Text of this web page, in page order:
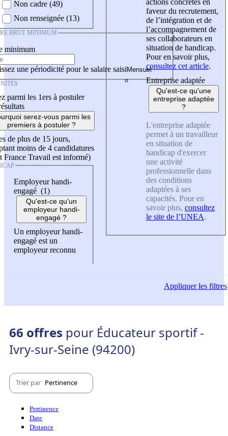
Non cadre (49)
Non renseignée (13)
BRUT MINIMUM
minimum
une périodicité pour le salaire saisi
parmi les 1ers à postuler
serez-vous parmi les
premiers à postuler ?
de plus de 15 jours,
moins de 4 candidatures
France Travail est informé)
Employeur handi-
engagé (1)
Qu'est-ce qu'un
employeur handi-
engagé ?
Un employeur handi-
engagé est un
employeur reconnu
faveur du recrutement,
de l’intégration et de
l’accompagnement de
ses collaborateurs en
situation de handicap.
Pour en savoir plus,
consultez cet article.
Entreprise adaptée
Qu'est-ce qu'une
entreprise adaptée
?
L'entreprise adaptée
permet à un travailleur
en situation de
handicap d'exercer
une activité
professionnelle dans
des conditions
adaptées à ses
capacités. Pour en
savoir plus, consultez
le site de l’UNEA.
Appliquerles filtres
66 offres pour Éducateur sportif -
Ivry-sur-Seine (94200)
Trier par Pertinence
Pertinence
Date
Distance